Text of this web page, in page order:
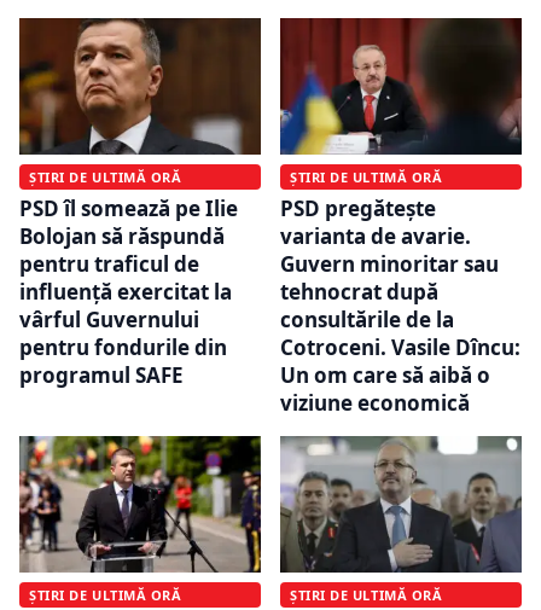
ȘTIRI DE ULTIMĂ ORĂ
PSD îl somează pe Ilie
Bolojan să răspundă
pentru traficul de
influenţă exercitat la
vârful Guvernului
pentru fondurile din
programul SAFE
ȘTIRI DE ULTIMĂ ORĂ
PSD pregătește
varianta de avarie.
Guvern minoritar sau
tehnocrat după
consultările de la
Cotroceni. Vasile Dîncu:
Un om care să aibă o
viziune economică
ȘTIRI DE ULTIMĂ ORĂ ȘTIRI DE ULTIMĂ ORĂ